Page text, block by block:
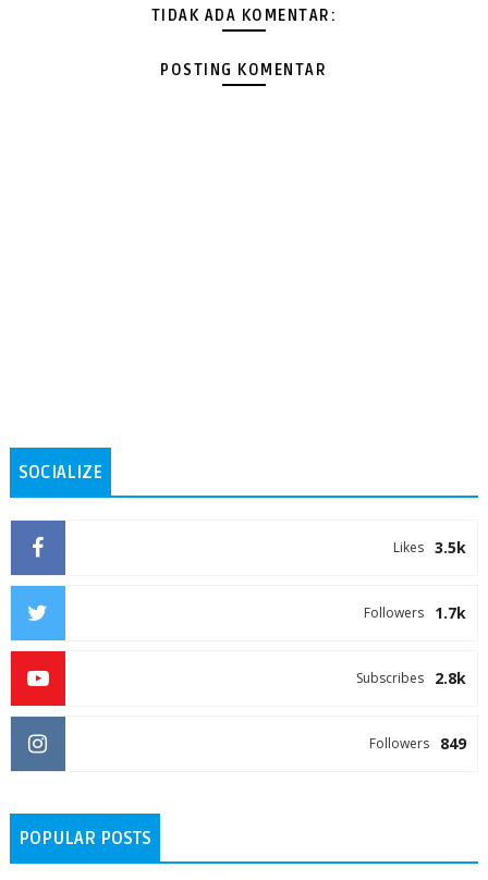
TIDAK ADA KOMENTAR:
POSTING KOMENTAR
SOCIALIZE
3.5k
Likes
1.7k
Followers
2.8k
Subscribes
849
Followers
POPULAR POSTS